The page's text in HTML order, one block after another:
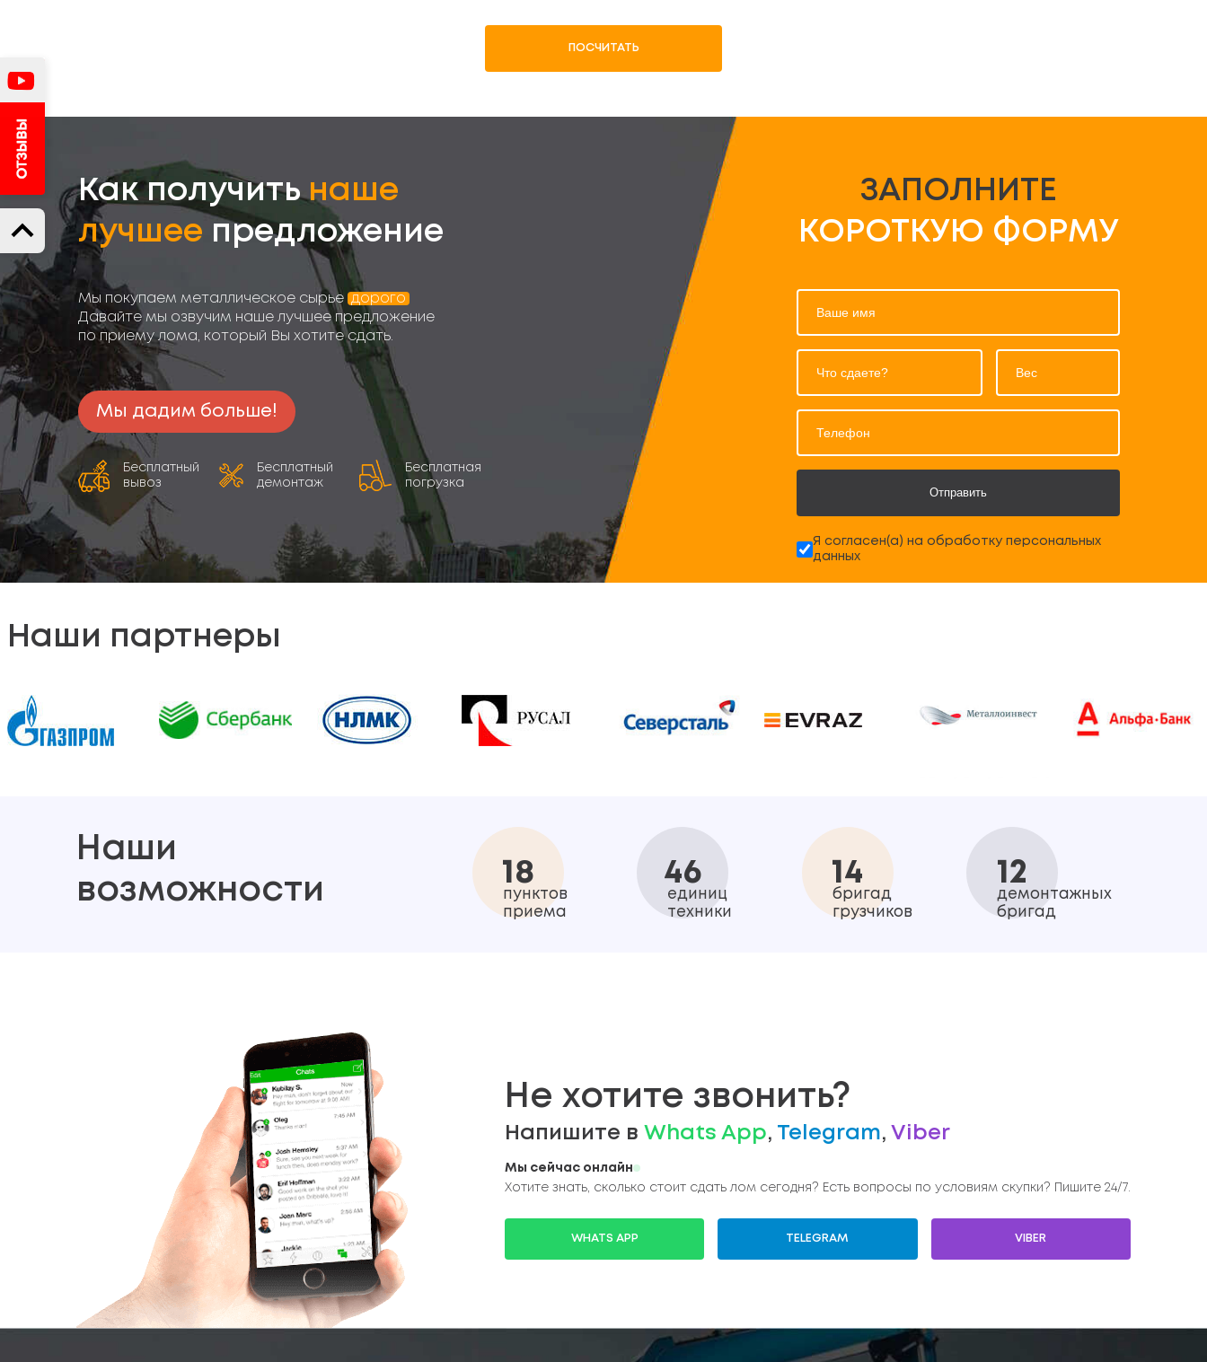
ПОСЧИТАТЬ
Как получитьнаше
лучшее предложение
Мы покупаем металлическое сырье дорого
Давайте мы озвучим наше лучшее предложение
по приему лома, который Вы хотите сдать.
Мы дадим больше!
Бесплатный
вывоз
Бесплатный
демонтаж
Бесплатная
погрузка
ЗАПОЛНИТЕ
КОРОТКУЮ ФОРМУ
Отправить
Я согласен(а) на обработку персональных
данных
Наши партнеры
Наши
возможности
18
пунктов
приема
46
единиц
техники
14
бригад
грузчиков
12
демонтажных
бригад
Не хотите звонить?
Напишите в Whats App, Telegram, Viber
Мы сейчас онлайн
Хотите знать, сколько стоит сдать лом сегодня? Есть вопросы по условиям скупки? Пишите 24/7.
WHATS APP TELEGRAM VIBER